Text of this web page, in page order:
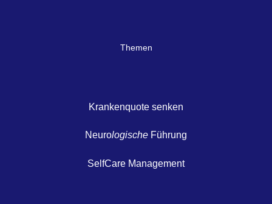
Themen
Krankenquote senken
Neurologische Führung
SelfCare Management